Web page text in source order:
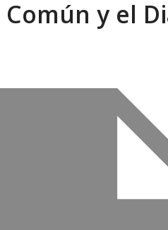
de derechos humanos
y el